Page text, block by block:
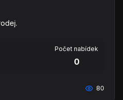
Počet nabídek
0
80